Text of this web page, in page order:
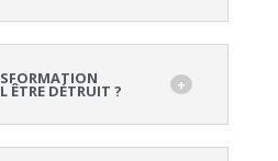
ÊTRE DÉTRUIT ?